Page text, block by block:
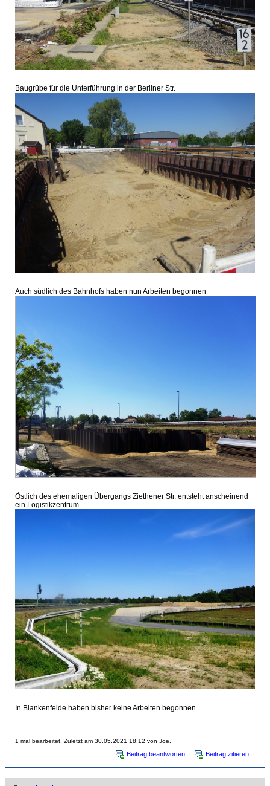
Baugrübe für die Unterführung in der Berliner Str.
Auch südlich des Bahnhofs haben nun Arbeiten begonnen
Östlich des ehemaligen Übergangs Ziethener Str. entsteht anscheinend
ein Logistikzentrum
In Blankenfelde haben bisher keine Arbeiten begonnen.
1 mal bearbeitet. Zuletzt am 30.05.2021 18:12 von Joe.
Beitrag beantworten Beitrag zitieren